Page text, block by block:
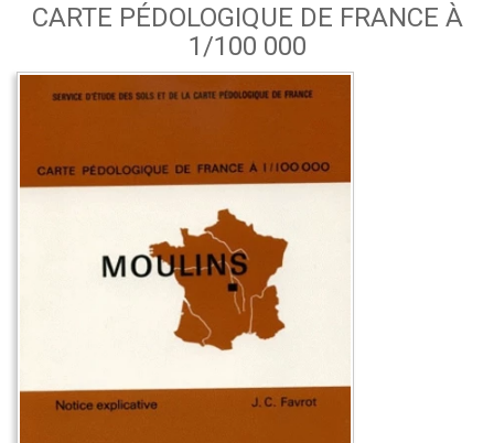
CARTE PÉDOLOGIQUE DE FRANCE À
1/100 000